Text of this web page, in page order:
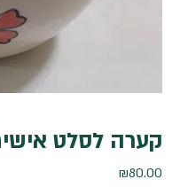
קערה לסלט
₪80.00